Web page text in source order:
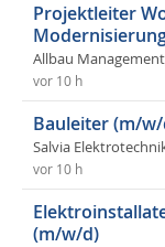
Projektleiter
Allbau
vor 10 h
Bauleiter (m/
Salvia
vor 10 h
(m/w/d)